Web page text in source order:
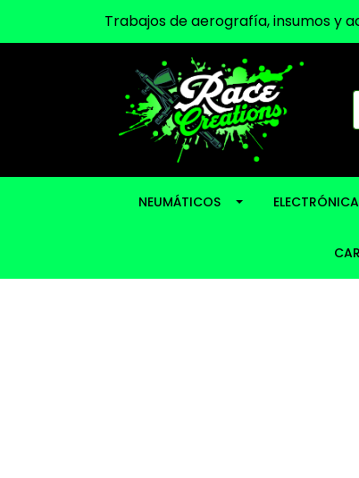
Trabajos de aerografía, insumos y
NEUMÁTICOS ELECTRÓNICA